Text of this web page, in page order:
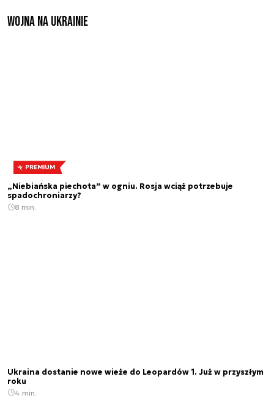
Wojna na Ukrainie
PREMIUM
„Niebiańska piechota” w ogniu. Rosja wciąż potrzebuje
spadochroniarzy?
8 min.
Ukraina dostanie nowe wieże do Leopardów 1. Już w przyszłym
roku
4 min.